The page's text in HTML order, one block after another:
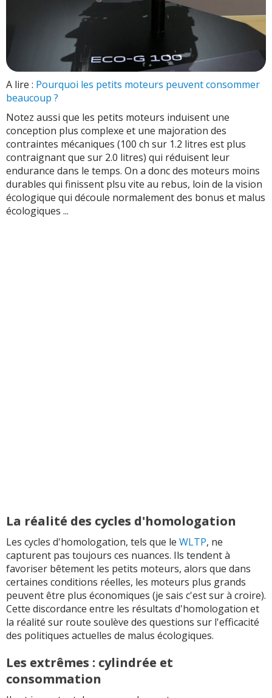
A lire : Pourquoi les petits moteurs peuvent consommer
beaucoup ?
Notez aussi que les petits moteurs induisent une
conception plus complexe et une majoration des
contraintes mécaniques (100 ch sur 1.2 litres est plus
contraignant que sur 2.0 litres) qui réduisent leur
endurance dans le temps. On a donc des moteurs moins
durables qui finissent plsu vite au rebus, loin de la vision
écologique qui découle normalement des bonus et malus
écologiques ...
La réalité des cycles d'homologation
Les cycles d'homologation, tels que le WLTP, ne
capturent pas toujours ces nuances. Ils tendent à
favoriser bêtement les petits moteurs, alors que dans
certaines conditions réelles, les moteurs plus grands
peuvent être plus économiques (je sais c'est sur à croire).
Cette discordance entre les résultats d'homologation et
la réalité sur route soulève des questions sur l'efficacité
des politiques actuelles de malus écologiques.
Les extrêmes : cylindrée et
consommation